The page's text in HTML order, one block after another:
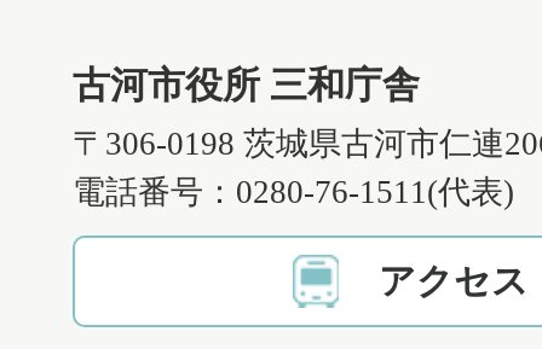
古河市役所 三和庁舎
〒306-0198 茨城県古河市仁連
電話番号：0280-76-1511(代表)
アクセス